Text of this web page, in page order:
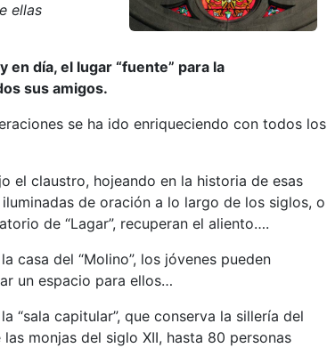
ellas
en día, el lugar “fuente” para la
sus amigos.
se ha ido enriqueciendo con todos los
el claustro, hojeando en la historia de esas
de oración a lo largo de los siglos, o
de “Lagar”, recuperan el aliento….
casa del “Molino”, los jóvenes pueden
un espacio para ellos…
“sala capitular”, que conserva la sillería del
monjas del siglo XII, hasta 80 personas